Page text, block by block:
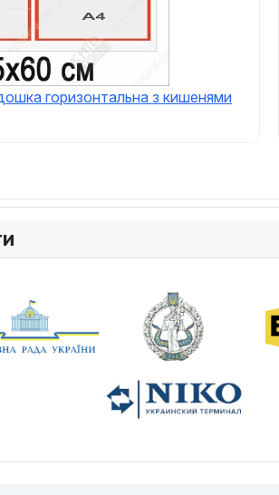
горизонтальна з кишенями